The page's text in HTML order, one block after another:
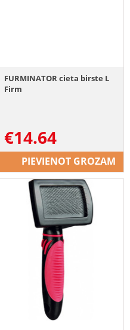
FURMINATOR cieta birste L
Firm
€14.64
PIEVIENOT GROZAM